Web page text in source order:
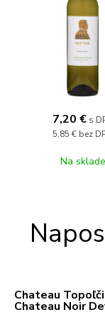
7,20 € s
5,85 € bez
Na sklade
Chateau
Chateau Noir